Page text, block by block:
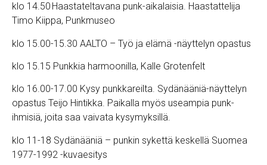
klo 14.50 Haastateltavana punk-aikalaisia. Haastattelija
Timo Kiippa, Punkmuseo
klo 15.00-15.30 AALTO – Työ ja elämä -näyttelyn opastus
klo 15.15 Punkkia harmoonilla, Kalle Grotenfelt
klo 16.00-17.00 Kysy punkkareilta. Sydänääniä-näyttelyn
opastus Teijo Hintikka. Paikalla myös useampia punk-
ihmisiä, joita saa vaivata kysymyksillä.
klo 11-18 Sydänääniä – punkin sykettä keskellä Suomea
1977-1992 -kuvaesitys